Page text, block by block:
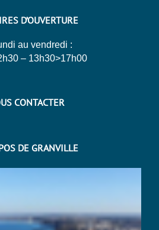
D’OUVERTURE
au vendredi :
– 13h30>17h00
CONTACTER
DE GRANVILLE